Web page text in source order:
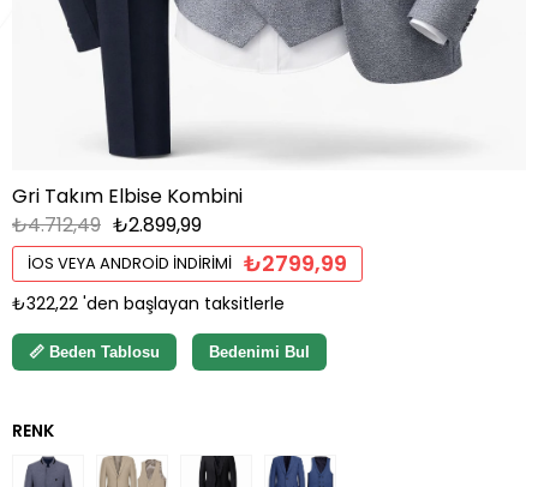
Gri Takım Elbise Kombini
₺4.712,49 ₺2.899,99
İOS VEYA ANDROID İNDIRIMI ₺2799,99
₺322,22 'den başlayan taksitlerle
📏 Beden Tablosu Bedenimi Bul